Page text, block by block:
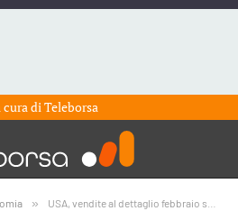
cura diTeleborsa
» USA, vendite al dettaglio febbraio sotto le attese: +0,2% su mese